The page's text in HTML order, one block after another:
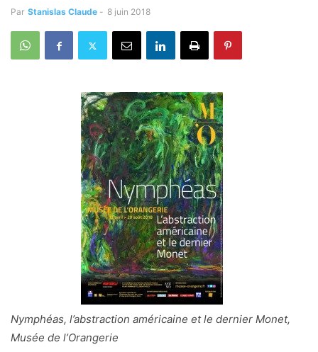
Par Stanislas Claude - 8 juin 2018
Nymphéas, l’abstraction américaine et le dernier Monet,
Musée de l’Orangerie